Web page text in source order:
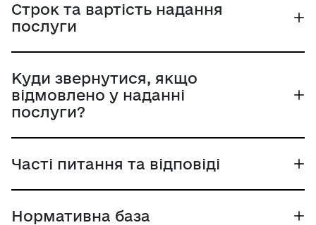
Строк та вартість надання
послуги
Куди звернутися, якщо
відмовлено у наданні
послуги?
Часті питання та відповіді
Нормативна база